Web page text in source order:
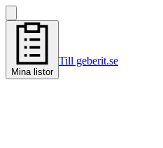
Mina listor
Till geberit.se